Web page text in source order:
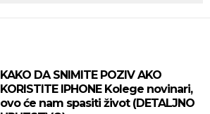
KAKO DA SNIMITE POZIV AKO
KORISTITE IPHONE Kolege novinari,
ovo će nam spasiti život (DETALJNO